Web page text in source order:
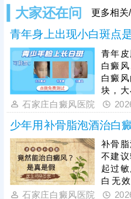
大家还在问 更多相
青年身上出现小白斑点
青年
白癜
白癜
块，
瘙痒
点偏
与皮肤
癣由
背、
随轻
需通
治疗
石家庄白癜风医院
少年用补骨脂泡酒治白
补骨脂
不建
起过
白无
间、
石家庄白癜风医院